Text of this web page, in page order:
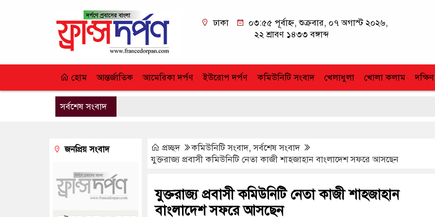
ঢাকা
০৩:৫৫ পূর্বাহ্ন, শুক্রবার, ০৭ অগাস্ট ২০২৬,
২২ শ্রাবণ ১৪৩৩ বঙ্গাব্দ
হোম আন্তর্জাতিক আমেরিকা দর্পণ ইউরোপ দর্পণ কমিউনিটি সংবাদ খেলাধুলা খোলা কলাম
সর্বশেষ সংবাদ
প্রচ্ছদ কমিউনিটি সংবাদ,সর্বশেষ সংবাদ
যুক্তরাজ্য প্রবাসী কমিউনিটি নেতা কাজী শাহজাহান বাংলাদেশ সফরে আসছেন
যুক্তরাজ্য প্রবাসী কমিউনিটি নেতা কাজী শাহজাহান
বাংলাদেশ সফরে আসছেন
জনপ্রিয় সংবাদ